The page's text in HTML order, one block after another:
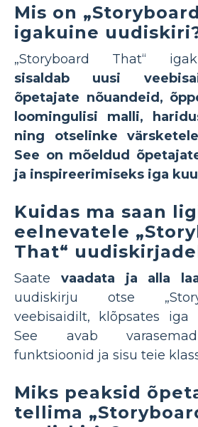
Mis on
igakuine
„Storyboard That“
sisaldab uusi
õpetajate nõuandeid,
loomingulisi malli,
ning otselinke
See on mõeldud
ja inspireerimiseks iga
Kuidas ma saan
eelnevatele
That“
Saate vaadata ja alla
uudiskirju otse
veebisaidilt, klõpsates iga
See avab
funktsioonid ja sisu teie
Miks peaksid
tellima